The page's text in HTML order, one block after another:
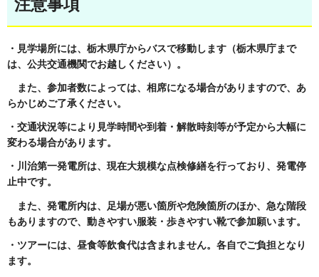
注意事項
・見学場所には、栃木県庁からバスで移動します（栃木県庁まで
は、公共交通機関でお越しください）。
また、参加者数によっては、相席になる場合がありますので、あ
らかじめご了承ください。
・交通状況等により見学時間や到着・解散時刻等が予定から大幅に
変わる場合があります。
・川治第一発電所は、現在大規模な点検修繕を行っており、発電停
止中です。
また、発電所内は、足場が悪い箇所や危険箇所のほか、急な階段
もありますので、動きやすい服装・歩きやすい靴で参加願います。
・ツアーには、昼食等飲食代は含まれません。各自でご負担となり
ます。